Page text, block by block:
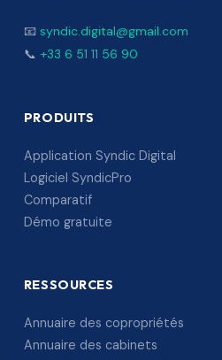
📧 syndic.digital@gmail.com
📞 +33 6 51 11 56 90
PRODUITS
Application Syndic Digital
Logiciel SyndicPro
Comparatif
Démo gratuite
RESSOURCES
Annuaire des copropriétés
Annuaire des cabinets